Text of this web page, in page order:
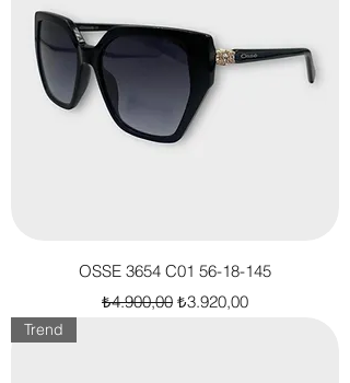
OSSE 3654 C01 56-18-145
Normal Fiyat
₺4.900,00 İndirimli Fiyat
₺3.920,00
Trend